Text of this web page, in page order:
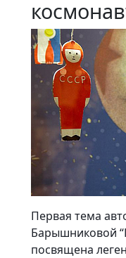
Первая тема
Барышниковой
посвящена